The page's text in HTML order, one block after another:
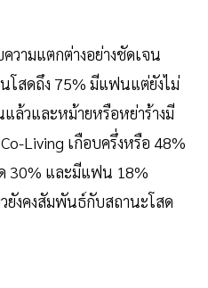
ามแตกต่างอย่างชัดเจน
โสดถึง 75% มีแฟนแต่ยังไม่
ล้วและหม้ายหรือหย่าร้างมี
Living เกือบครึ่งหรือ 48%
30% และมีแฟน 18%
ยังคงสัมพันธ์กับสถานะโสด